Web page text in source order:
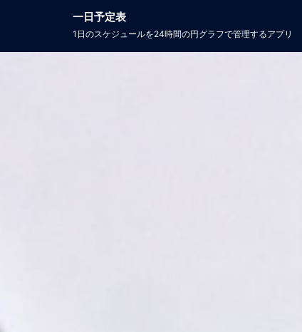
一日予定表
1日のスケジュールを24時間の円グラフで管理するアプリ​